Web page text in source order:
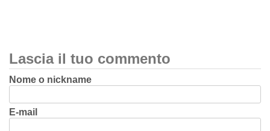
Lascia il tuo commento
Nome o nickname
E-mail